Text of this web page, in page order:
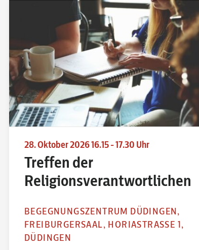
28. Oktober 2026 16.15 - 17.30 Uhr
Treffen der
Religionsverantwortlichen
BEGEGNUNGSZENTRUM DÜDINGEN,
FREIBURGERSAAL, HORIASTRASSE 1,
DÜDINGEN